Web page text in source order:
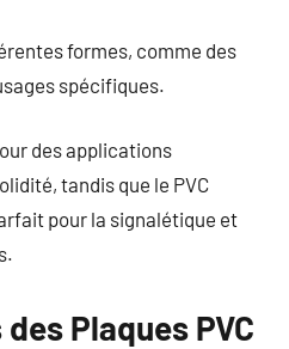
formes, comme des
spécifiques.
des applications
tandis que le PVC
pour la signalétique et
Plaques PVC